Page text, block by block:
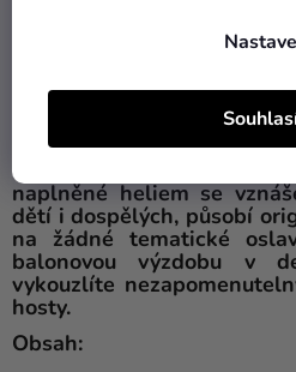
Copak je to oslava 10.
červenými balony dodá
šťávu. Všechno nejlepší!
Balónyjsou jedinečným,
každé party či
naplněné heliem se
dětí i dospělých, působí
na žádné tematické
balonovou výzdobu v
vykouzlíte
hosty.
Obsah: